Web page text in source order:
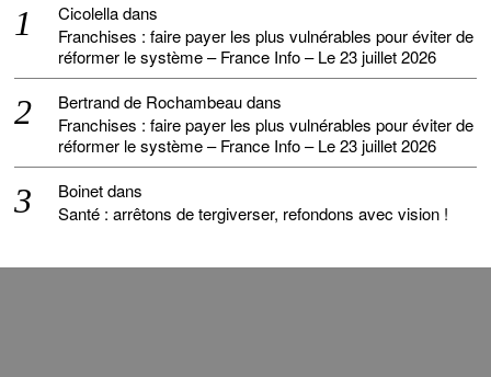
Cicolelladans
Franchises : faire payer les plus vulnérables pour éviter de
réformer le système – France Info – Le 23 juillet 2026
Bertrand de Rochambeaudans
Franchises : faire payer les plus vulnérables pour éviter de
réformer le système – France Info – Le 23 juillet 2026
Boinetdans
Santé : arrêtons de tergiverser, refondons avec vision !